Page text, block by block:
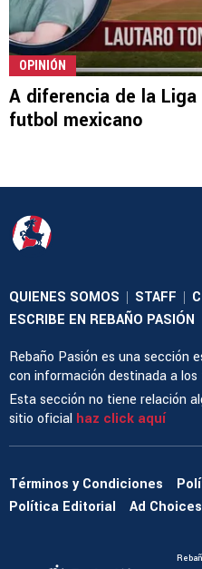
OPINIÓN
A diferencia de la
futbol mexicano
QUIENES SOMOS STAFF
ESCRIBE EN REBAÑO PASIÓN
Rebaño Pasión es una sección
con información destinada a los
Esta sección no tiene relación
sitio oficial haz click aquí
Términos y Condiciones
Política Editorial
Ad Choices